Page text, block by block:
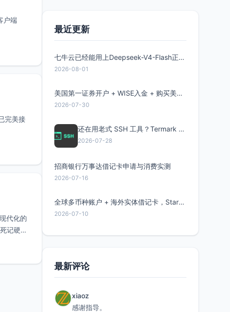
户端
完美接
代化的
记硬
最近更新
七牛云已经能用上Deepseek-V4-Flash正式版了，点此领取300万Token
2026-08-01
美国第一证券开户 + WISE入金 + 购买美股全流程分享
2026-07-30
还在用老式 SSH 工具？Termark 新一代跨平台智能SSH客户端了解一下
2026-07-28
招商银行万事达借记卡申请与消费实测
2026-07-16
全球多币种账户 + 海外实体借记卡，Starryblu开户教程与注意事项
2026-07-10
最新评论
xiaoz
感谢指导。